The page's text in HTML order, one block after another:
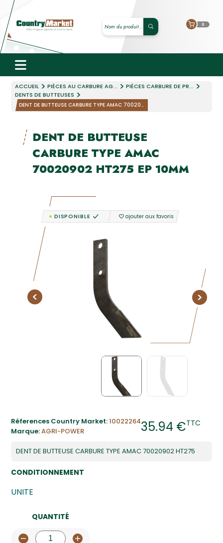
0
ACCUEIL PIÈCES AU CARBURE AG...
PIÈCES CARBURE DE PR...
DENTS DE BUTTEUSES
DENT DE BUTTEUSE CARBURE TYPE AMAC 70020...
DENT DE BUTTEUSE
CARBURE TYPE AMAC
70020902 HT275 EP 10MM
DISPONIBLE ajouter aux favoris
Réferences Country Market:10022264
Marque:AGRI-POWER 35.94 €TTC
DENT DE BUTTEUSE CARBURE TYPE AMAC 70020902 HT275
CONDITIONNEMENT
UNITE
QUANTITÉ